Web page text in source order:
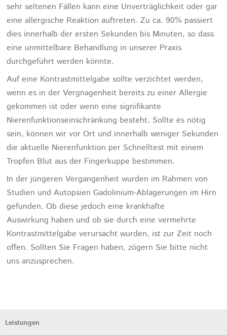
sehr seltenen Fällen kann eine Unverträglichkeit oder gar
eine allergische Reaktion auftreten. Zu ca. 90% passiert
dies innerhalb der ersten Sekunden bis Minuten, so dass
eine unmittelbare Behandlung in unserer Praxis
durchgeführt werden könnte.
Auf eine Kontrastmittelgabe sollte verzichtet werden,
wenn es in der Vergnagenheit bereits zu einer Allergie
gekommen ist oder wenn eine signifikante
Nierenfunktionseinschränkung besteht. Sollte es nötig
sein, können wir vor Ort und innerhalb weniger Sekunden
die aktuelle Nierenfunktion per Schnelltest mit einem
Tropfen Blut aus der Fingerkuppe bestimmen.
In der jüngeren Vergangenheit wurden im Rahmen von
Studien und Autopsien Gadolinium-Ablagerungen im Hirn
gefunden. Ob diese jedoch eine krankhafte
Auswirkung haben und ob sie durch eine vermehrte
Kontrastmittelgabe verursacht wurden, ist zur Zeit noch
offen. Sollten Sie Fragen haben, zögern Sie bitte nicht
uns anzusprechen.
Leistungen